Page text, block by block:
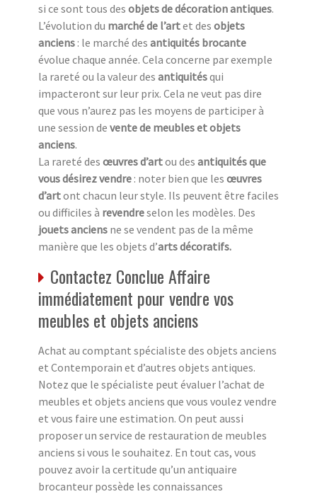
si ce sont tous des objets de décoration antiques.
L’évolution du marché de l’artet des objets
anciens : le marché des antiquités brocante
évolue chaque année. Cela concerne par exemple
la rareté ou la valeur des antiquitésqui
impacteront sur leur prix. Cela ne veut pas dire
que vous n’aurez pas les moyens de participer à
une session de vente de meubles et objets
anciens.
La rareté des œuvres d’artou des antiquités que
vous désirez vendre : noter bien que les œuvres
d’artont chacun leur style. Ils peuvent être faciles
ou difficiles à revendreselon les modèles. Des
jouets anciens ne se vendent pas de la même
manière que les objets d’arts décoratifs.
Contactez Conclue Affaire
immédiatement pour vendre vos
meubles et objets anciens
Achat au comptant spécialiste des objets anciens
et Contemporain et d’autres objets antiques.
Notez que le spécialiste peut évaluer l’achat de
meubles et objets anciens que vous voulez vendre
et vous faire une estimation. On peut aussi
proposer un service de restauration de meubles
anciens si vous le souhaitez. En tout cas, vous
pouvez avoir la certitude qu’un antiquaire
brocanteur possède les connaissances